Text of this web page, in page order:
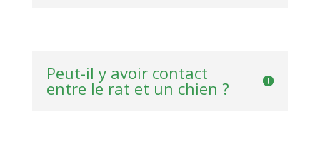
Peut-il y avoir contact
entre le rat et un chien ?